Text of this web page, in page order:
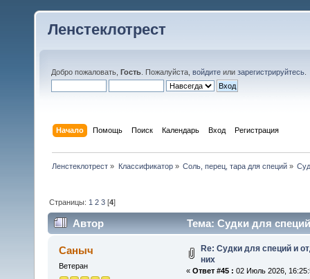
Ленстеклотрест
Добро пожаловать, Гость . Пожалуйста, войдите или зарегистрируйтесь
Начало Помощь Поиск Календарь Вход Регистрация
Ленстеклотрест » Классификатор» Соль, перец, тара для специй»
Страницы: 1 2 3 [4]
Автор Тема: Судки для
Саныч
Ветеран
Re: Судки для специй и
них
« Ответ #45 : 02 Июль 2026,